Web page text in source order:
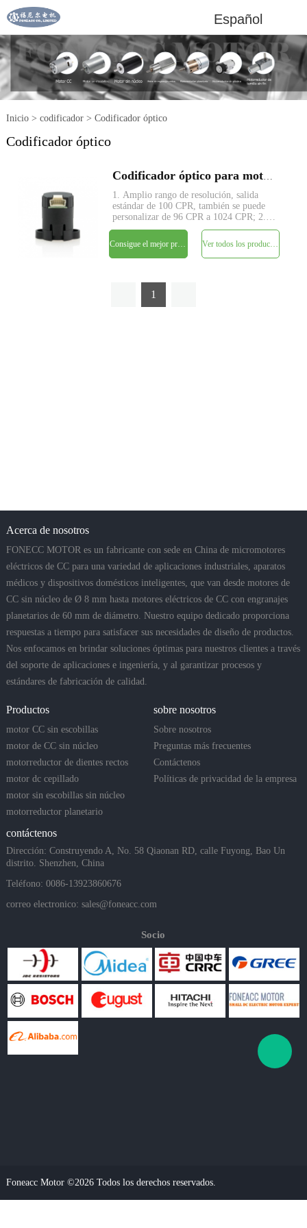
Español
Inicio> codificador> Codificador óptico
Codificador óptico
1. Amplio rango de resolución, salida
estándar de 100 CPR, también se puede
personalizar de 96 CPR a 1024 CPR; 2.
Fuente de alimentación única de 5 V, no
requiere ajuste de señal, salida de
cuadratura de dos canales; 3. Compatible
con TTL; 4. Cuente la
Ver todos los productos
1
Acerca de nosotros
FONECC MOTOR es un fabricante con sede en China de micromotores
eléctricos de CC para una variedad de aplicaciones industriales, aparatos
médicos y dispositivos domésticos inteligentes, que van desde motores de
CC sin núcleo de Ø 8 mm hasta motores eléctricos de CC con engranajes
planetarios de 60 mm de diámetro. Nuestro equipo dedicado proporciona
respuestas a tiempo para satisfacer sus necesidades de diseño de productos.
Nos enfocamos en brindar soluciones óptimas para nuestros clientes a través
del soporte de aplicaciones e ingeniería, y al garantizar procesos y
estándares de fabricación de calidad.
Productos
motor CC sin escobillas
motor de CC sin núcleo
motorreductor de dientes rectos
motor dc cepillado
motor sin escobillas sin núcleo
motorreductor planetario
sobre nosotros
Sobre nosotros
Preguntas más frecuentes
Contáctenos
Políticas de privacidad de la empresa
contáctenos
Dirección: Construyendo A, No. 58 Qiaonan RD, calle Fuyong, Bao Un
distrito. Shenzhen, China
Teléfono: 0086-13923860676
correo electronico: sales@foneacc.com
Socio
Foneacc Motor ©2026 Todos los derechos reservados.